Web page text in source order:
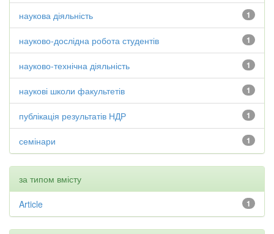
1
наукова діяльність
1
науково-дослідна робота студентів
1
науково-технічна діяльність
1
наукові школи факультетів
1
публікація результатів НДР
1
семінари
за типом вмісту
1
Article